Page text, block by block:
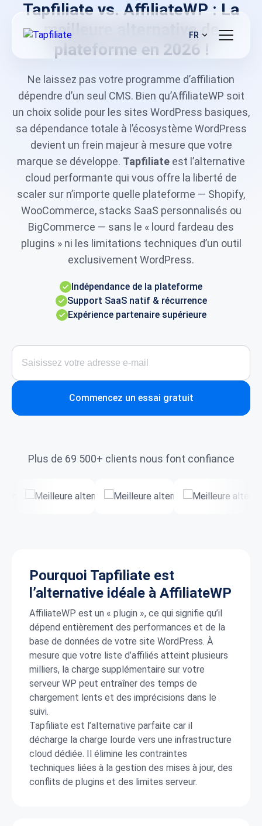
FR
Tapfiliate vs. AffiliateWP : La
meilleure alternative de
plateforme en 2026 !
Ne laissez pas votre programme d’affiliation
dépendre d’un seul CMS. Bien qu’AffiliateWP soit
un choix solide pour les sites WordPress basiques,
sa dépendance totale à l’écosystème WordPress
devient un frein majeur à mesure que votre
marque se développe. Tapfiliate est l’alternative
cloud performante qui vous offre la liberté de
scaler sur n’importe quelle plateforme — Shopify,
WooCommerce, stacks SaaS personnalisés ou
BigCommerce — sans le « lourd fardeau des
plugins » ni les limitations techniques d’un outil
exclusivement WordPress.
Indépendance de la plateforme
Support SaaS natif & récurrence
Expérience partenaire supérieure
Commencez un essai gratuit
Plus de 69 500+ clients nous font confiance
Pourquoi Tapfiliate est
l’alternative idéale à AffiliateWP
AffiliateWP est un « plugin », ce qui signifie qu’il
dépend entièrement des performances et de la
base de données de votre site WordPress. À
mesure que votre liste d’affiliés atteint plusieurs
milliers, la charge supplémentaire sur votre
serveur WP peut entraîner des temps de
chargement lents et des imprécisions dans le
suivi.
Tapfiliate est l’alternative parfaite car il
décharge la charge lourde vers une infrastructure
cloud dédiée. Il élimine les contraintes
techniques liées à la gestion des mises à jour, des
conflits de plugins et des limites serveur.